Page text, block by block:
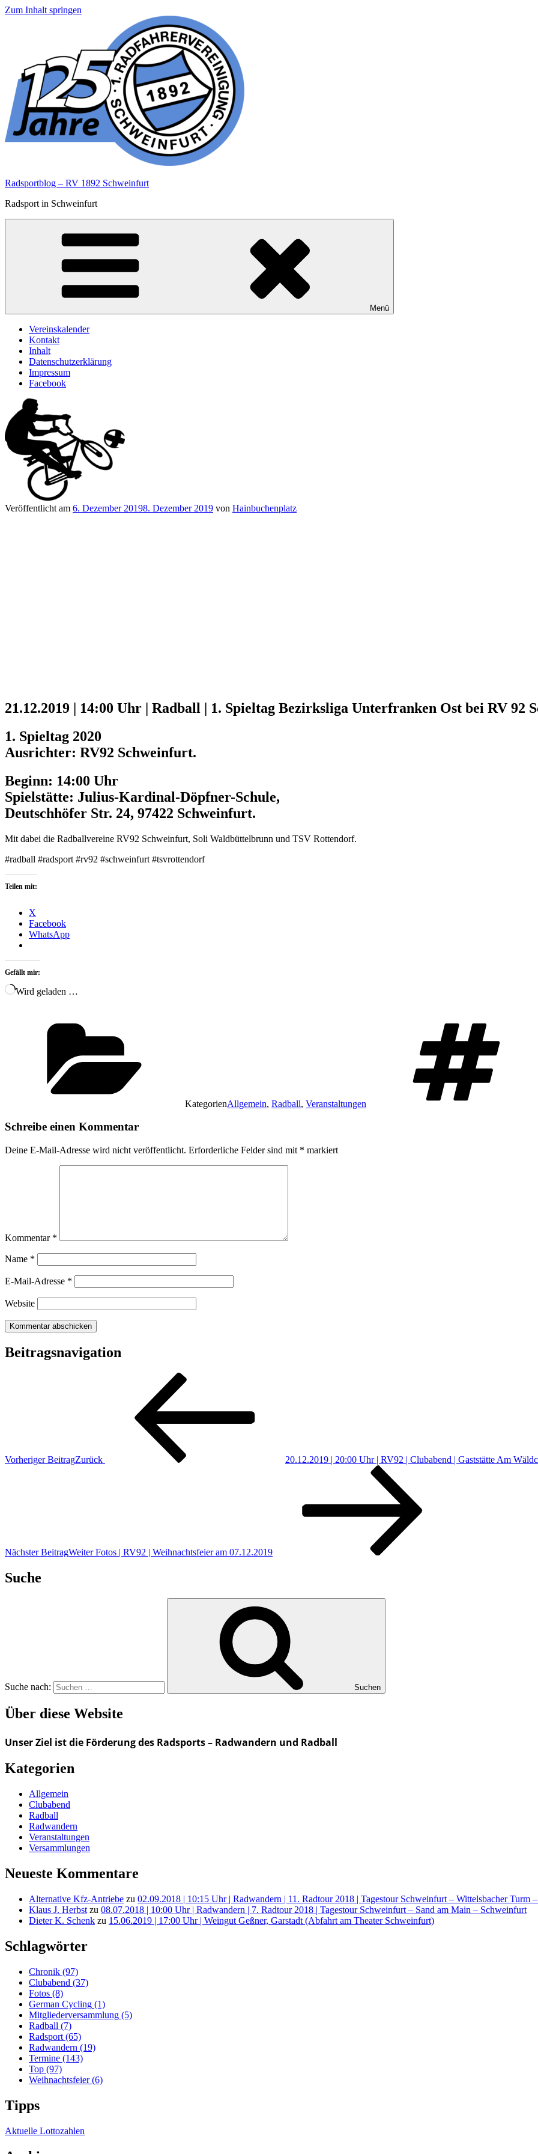
Zum Inhalt springen
Radsportblog – RV 1892 Schweinfurt
Radsport in Schweinfurt
Menü
Vereinskalender
Kontakt
Inhalt
Datenschutzerklärung
Impressum
Facebook
Veröffentlicht am 6. Dezember 20198. Dezember 2019 von Hainbuchenplatz
21.12.2019 | 14:00 Uhr | Radball | 1. Spieltag Bezirksliga Unterfranken Ost bei RV 92
1. Spieltag 2020
Ausrichter: RV92 Schweinfurt.
Beginn: 14:00 Uhr
Spielstätte: Julius-Kardinal-Döpfner-Schule,
Deutschhöfer Str. 24, 97422 Schweinfurt.
Mit dabei die Radballvereine RV92 Schweinfurt, Soli Waldbüttelbrunn und TSV Rottendorf.
#‎radball‬ #radsport #rv92 #schweinfurt #tsvrottendorf
Teilen mit:
X
Facebook
WhatsApp
Gefällt mir:
Wird geladen …
KategorienAllgemein, Radball, Veranstaltungen
Schreibe einen Kommentar
Deine E-Mail-Adresse wird nicht veröffentlicht. Erforderliche Felder sind mit * markiert
Kommentar *
Name *
E-Mail-Adresse *
Website
Beitragsnavigation
Vorheriger BeitragZurück 20.12.2019 | 20:00 Uhr | RV92 | Clubabend | Gaststätte Am
Nächster BeitragWeiter Fotos | RV92 | Weihnachtsfeier am 07.12.2019
Suche
Suche nach: Suchen
Über diese Website
Unser Ziel ist die Förderung des Radsports – Radwandern und Radball
Kategorien
Allgemein
Clubabend
Radball
Radwandern
Veranstaltungen
Versammlungen
Neueste Kommentare
Alternative Kfz-Antriebe zu 02.09.2018 | 10:15 Uhr | Radwandern | 11. Radtour 2018 | Tagestour Schweinfurt – Wittelsbacher Turm
Klaus J. Herbst zu 08.07.2018 | 10:00 Uhr | Radwandern | 7. Radtour 2018 | Tagestour Schweinfurt – Sand am Main – Schweinfurt
Dieter K. Schenk zu 15.06.2019 | 17:00 Uhr | Weingut Geßner, Garstadt (Abfahrt am Theater Schweinfurt)
Schlagwörter
Chronik (97)
Clubabend (37)
Fotos (8)
German Cycling (1)
Mitgliederversammlung (5)
Radball (7)
Radsport (65)
Radwandern (19)
Termine (143)
Top (97)
Weihnachtsfeier(6)
Tipps
Aktuelle Lottozahlen